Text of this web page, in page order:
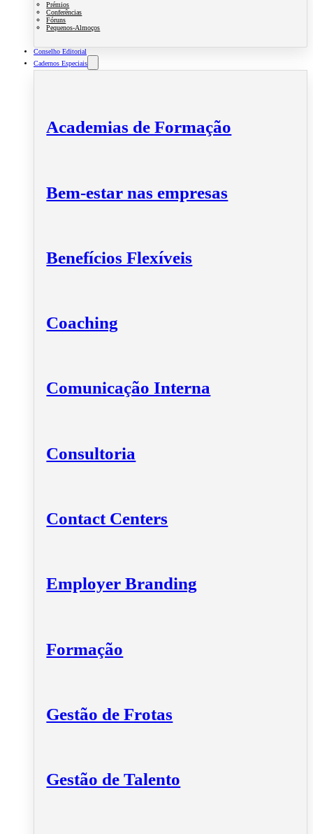
Prémios
Conferências
Fóruns
Pequenos-Almoços
Conselho Editorial
Cadernos Especiais
Academias de Formação
Bem-estar nas empresas
Benefícios Flexíveis
Coaching
Comunicação Interna
Consultoria
Contact Centers
Employer Branding
Formação
Gestão de Frotas
Gestão de Talento